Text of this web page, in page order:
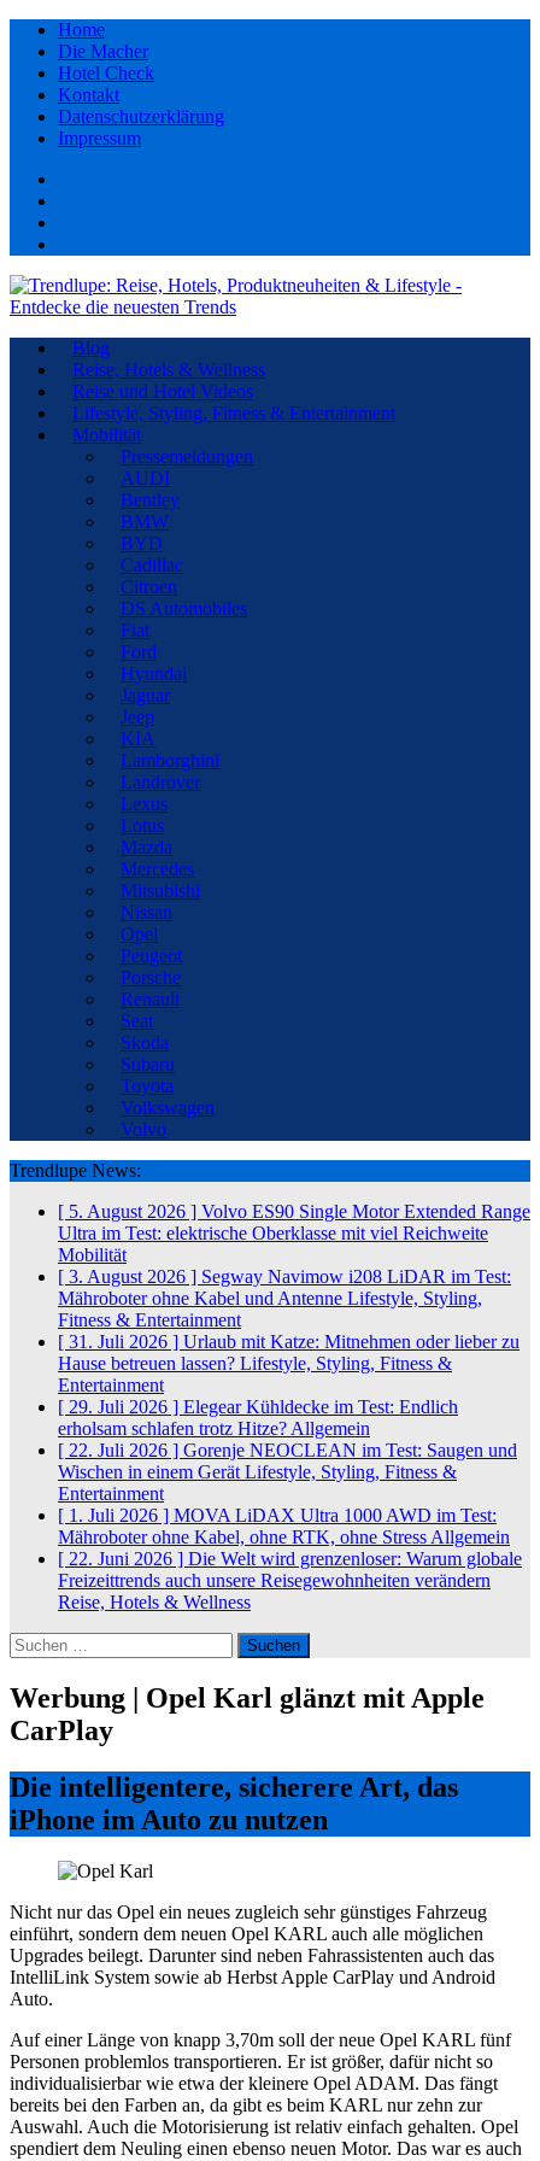
Home
Die Macher
Hotel Check
Kontakt
Datenschutzerklärung
Impressum
Blog
Reise, Hotels & Wellness
Reise und Hotel Videos
Lifestyle, Styling, Fitness & Entertainment
Mobilität
Pressemeldungen
AUDI
Bentley
BMW
BYD
Cadillac
Citroen
DS Automobiles
Fiat
Ford
Hyundai
Jaguar
Jeep
KIA
Lamborghini
Landrover
Lexus
Lotus
Mazda
Mercedes
Mitsubishi
Nissan
Opel
Peugeot
Porsche
Renault
Seat
Skoda
Subaru
Toyota
Volkswagen
Volvo
Trendlupe News:
[ 5. August 2026 ] Volvo ES90 Single Motor Extended Range
Ultra im Test: elektrische Oberklasse mit viel Reichweite
Mobilität
[ 3. August 2026 ] Segway Navimow i208 LiDAR im Test:
Mähroboter ohne Kabel und Antenne Lifestyle, Styling,
Fitness & Entertainment
[ 31. Juli 2026 ] Urlaub mit Katze: Mitnehmen oder lieber zu
Hause betreuen lassen? Lifestyle, Styling, Fitness &
Entertainment
[ 29. Juli 2026 ] Elegear Kühldecke im Test: Endlich
erholsam schlafen trotz Hitze? Allgemein
[ 22. Juli 2026 ] Gorenje NEOCLEAN im Test: Saugen und
Wischen in einem Gerät Lifestyle, Styling, Fitness &
Entertainment
[ 1. Juli 2026 ] MOVA LiDAX Ultra 1000 AWD im Test:
Mähroboter ohne Kabel, ohne RTK, ohne Stress Allgemein
[ 22. Juni 2026 ] Die Welt wird grenzenloser: Warum globale
Freizeittrends auch unsere Reisegewohnheiten verändern
Reise, Hotels & Wellness
Suchen
nach:
Werbung | Opel Karl glänzt mit Apple
CarPlay
Die intelligentere, sicherere Art, das
iPhone im Auto zu nutzen
Nicht nur das Opel ein neues zugleich sehr günstiges Fahrzeug
einführt, sondern dem neuen Opel KARL auch alle möglichen
Upgrades beilegt. Darunter sind neben Fahrassistenten auch das
IntelliLink System sowie ab Herbst Apple CarPlay und Android
Auto.
Auf einer Länge von knapp 3,70m soll der neue Opel KARL fünf
Personen problemlos transportieren. Er ist größer, dafür nicht so
individualisierbar wie etwa der kleinere Opel ADAM. Das fängt
bereits bei den Farben an, da gibt es beim KARL nur zehn zur
Auswahl. Auch die Motorisierung ist relativ einfach gehalten. Opel
spendiert dem Neuling einen ebenso neuen Motor. Das war es auch